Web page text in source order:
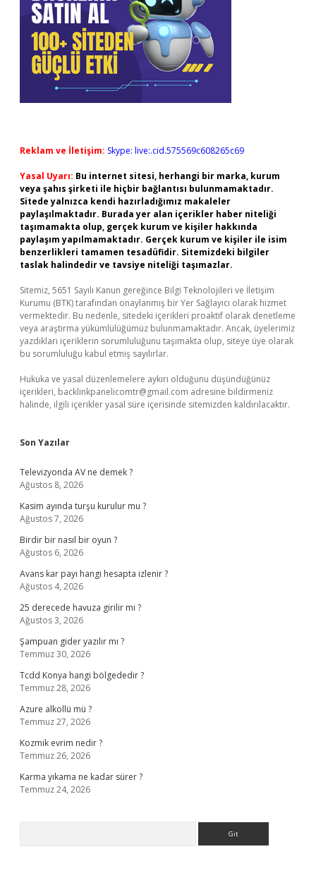
Reklam ve İletişim: Skype: live:.cid.575569c608265c69
Yasal Uyarı: Bu internet sitesi, herhangi bir marka, kurum
veya şahıs şirketi ile hiçbir bağlantısı bulunmamaktadır.
Sitede yalnızca kendi hazırladığımız makaleler
paylaşılmaktadır. Burada yer alan içerikler haber niteliği
taşımamakta olup, gerçek kurum ve kişiler hakkında
paylaşım yapılmamaktadır. Gerçek kurum ve kişiler ile isim
benzerlikleri tamamen tesadüfidir. Sitemizdeki bilgiler
taslak halindedir ve tavsiye niteliği taşımazlar.
Sitemiz, 5651 Sayılı Kanun gereğince Bilgi Teknolojileri ve İletişim
Kurumu (BTK) tarafından onaylanmış bir Yer Sağlayıcı olarak hizmet
vermektedir. Bu nedenle, sitedeki içerikleri proaktif olarak denetleme
veya araştırma yükümlülüğümüz bulunmamaktadır. Ancak, üyelerimiz
yazdıkları içeriklerin sorumluluğunu taşımakta olup, siteye üye olarak
bu sorumluluğu kabul etmiş sayılırlar.
Hukuka ve yasal düzenlemelere aykırı olduğunu düşündüğünüz
içerikleri, backlinkpanelicomtr@gmail.com adresine bildirmeniz
halinde, ilgili içerikler yasal süre içerisinde sitemizden kaldırılacaktır.
Son Yazılar
Televizyonda AV ne demek ?
Ağustos 8, 2026
Kasim ayında turşu kurulur mu ?
Ağustos 7, 2026
Birdir bir nasıl bir oyun ?
Ağustos 6, 2026
Avans kar payı hangi hesapta izlenir ?
Ağustos 4, 2026
25 derecede havuza girilir mi ?
Ağustos 3, 2026
Şampuan gider yazılır mı ?
Temmuz 30, 2026
Tcdd Konya hangi bölgededir ?
Temmuz 28, 2026
Azure alkollü mü ?
Temmuz 27, 2026
Kozmik evrim nedir ?
Temmuz 26, 2026
Karma yıkama ne kadar sürer ?
Temmuz 24, 2026